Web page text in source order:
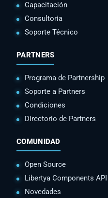
Capacitación
Consultoria
Soporte Técnico
PARTNERS
Programa de Partnership
Soporte a Partners
Condiciones
Directorio de Partners
COMUNIDAD
Open Source
Libertya Components API
Novedades